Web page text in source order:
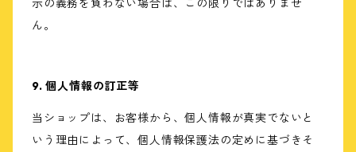
示の義務を負わない場合は、この限りではありませ
ん。
9. 個人情報の訂正等
当ショップは、お客様から、個人情報が真実でないと
いう理由によって、個人情報保護法の定めに基づきそ